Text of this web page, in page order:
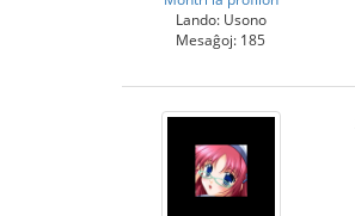
Lando: Usono
Mesaĝoj: 185